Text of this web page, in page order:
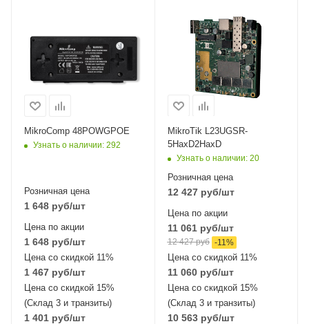
MikroComp 48POWGPOE
Узнать о наличии: 292
Розничная цена
1 648 руб/шт
Цена по акции
1 648 руб/шт
Цена со скидкой 11%
1 467 руб/шт
Цена со скидкой 15%
(Склад 3 и транзиты)
1 401 руб/шт
оптические
интерфейсы
1xGigabit Ethernet,
1хSFP
Wi-Fi интерфейсы
Два: 5 ГГц
802.11a/n/ac/ax
802.11b/g/n/ax
MIMO2x2
MikroTik L23UGSR-
5HaxD2HaxD
Узнать о наличии: 20
Розничная цена
12 427руб/шт
Цена по акции
11 061руб/шт
12 427руб -11%
Цена со скидкой 11%
11 060руб/шт
Цена со скидкой 15%
(Склад 3 и транзиты)
10 563руб/шт